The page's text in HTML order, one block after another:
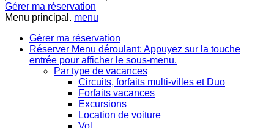
Gérer ma réservation
Menu principal. menu
Gérer ma réservation
Réserver Menu déroulant: Appuyez sur la touche
entrée pour afficher le sous-menu.
Par type de vacances
Circuits, forfaits multi-villes et Duo
Forfaits vacances
Excursions
Location de voiture